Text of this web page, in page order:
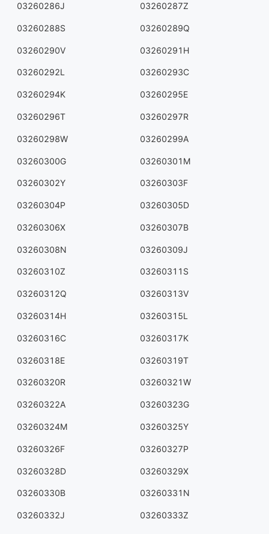
03260286J 03260287Z
03260288S 03260289Q
03260290V 03260291H
03260292L 03260293C
03260294K 03260295E
03260296T 03260297R
03260298W 03260299A
03260300G 03260301M
03260302Y 03260303F
03260304P 03260305D
03260306X 03260307B
03260308N 03260309J
03260310Z 03260311S
03260312Q 03260313V
03260314H 03260315L
03260316C 03260317K
03260318E 03260319T
03260320R 03260321W
03260322A 03260323G
03260324M 03260325Y
03260326F 03260327P
03260328D 03260329X
03260330B 03260331N
03260332J 03260333Z